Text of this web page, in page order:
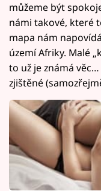
můžeme být
námi takové, které
mapa nám
území Afriky. Malé
to už je známá
zjištěné